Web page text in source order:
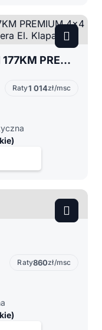
Hyundai Tucson III 1.6 TGDI 177KM PREMIUM 4x4 Automat Skóry BiXenon Led Kamera El. Klapa
Raty1 014zł/msc
Raty860zł/msc